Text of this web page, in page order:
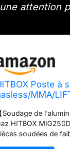
attention
Poste à
MMA/
【Soudage de
HITBOX
soudées de